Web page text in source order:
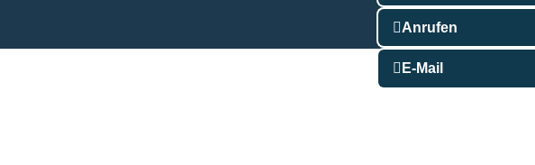
Anrufen
E-Mail